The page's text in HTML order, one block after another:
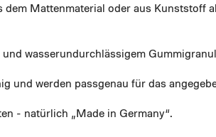
Mattenmaterial oder aus Kunststoff
wasserundurchlässigem
und werden passgenau für das
- natürlich „Made in Germany“.